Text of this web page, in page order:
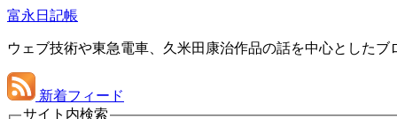
富永日記帳
ウェブ技術や東急電車、久米田康治作品の話を中心としたブ
新着フィード
サイト内検索